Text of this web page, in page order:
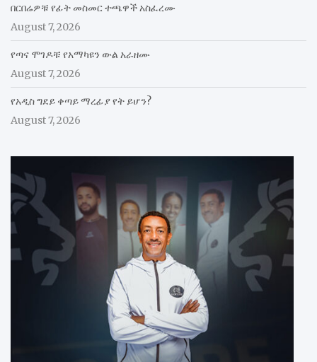
በርበሬዎቹ የፊት መስመር ተጫዋች አስፈረሙ
August 7, 2026
የጣና ሞገዶቹ የአማካዩን ውል አራዘሙ
August 7, 2026
የአዲስ ግደይ ቀጣይ ማረፊያ የት ይሆን?
August 7, 2026